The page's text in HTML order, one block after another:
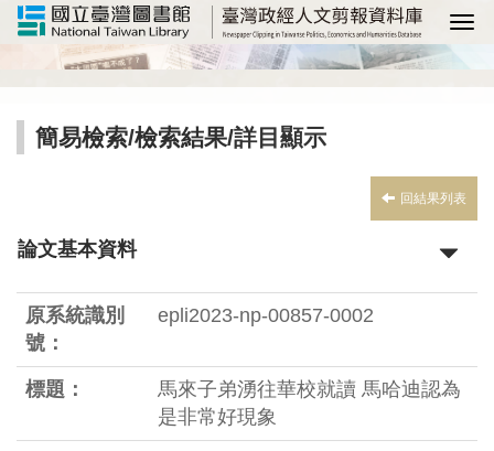
選
簡易檢索/檢索結果/詳目顯示
回結果列表
論文基本資料
原系統識別
號：
epli2023-np-00857-0002
標題：
馬來子弟湧往華校就讀 馬哈迪認為
是非常好現象